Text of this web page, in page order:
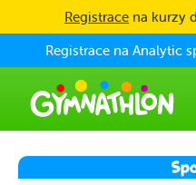
Skip to main content
Registrace na kurzy
Registrace na Analytic